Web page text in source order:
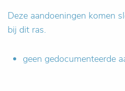
Deze aandoeningen komen
bij dit ras.
geen gedocumenteerde